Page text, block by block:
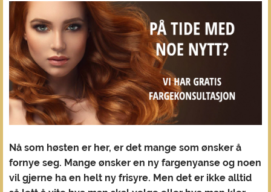
Nå som høsten er her, er det mange som ønsker å
fornye seg. Mange ønsker en ny fargenyanse og noen
vil gjerne ha en helt ny frisyre. Men det er ikke alltid